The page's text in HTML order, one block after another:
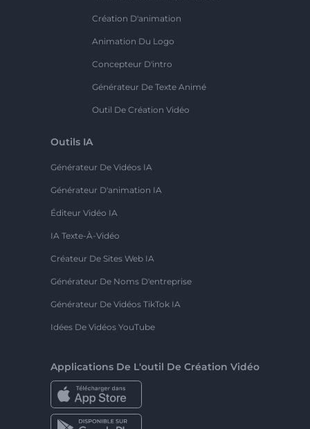
Création D'animation
Animation Du Logo
Concepteur D'intro
Générateur De Texte Animé
Outil De Création Vidéo
Outils IA
Générateur De Vidéos IA
Générateur D'animation IA
Éditeur Vidéo IA
IA Texte-À-Vidéo
Créateur De Sites Web IA
Générateur De Noms D'entreprise
Générateur De Vidéos TikTok IA
Idées De Vidéos YouTube
Applications De L'outil De Création Vidéo